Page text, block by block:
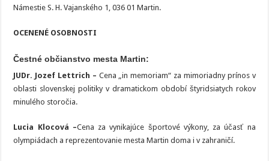
Námestie S. H. Vajanského 1, 036 01 Martin.
OCENENÉ OSOBNOSTI
Čestné občianstvo mesta Martin:
JUDr. Jozef Lettrich – Cena „in memoriam“ za mimoriadny prínos v
oblasti slovenskej politiky v dramatickom období štyridsiatych rokov
minulého storočia.
Lucia Klocová –Cena za vynikajúce športové výkony, za účasť na
olympiádach a reprezentovanie mesta Martin doma i v zahraničí.